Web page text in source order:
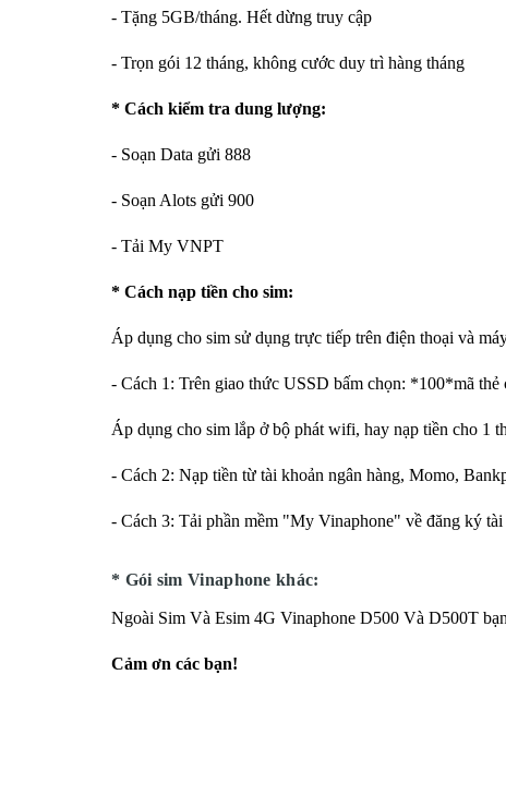
- Tặng 5GB/tháng. Hết dừng truy cập
- Trọn gói 12 tháng, không cước duy trì hàng tháng
* Cách kiểm tra dung lượng:
- Soạn Data gửi 888
- Soạn Alots gửi 900
- Tải My VNPT
* Cách nạp tiền cho sim:
Áp dụng cho sim sử dụng trực tiếp trên điện thoại và
- Cách 1: Trên giao thức USSD bấm chọn: *100*mã thẻ
Áp dụng cho sim lắp ở bộ phát wifi, hay nạp tiền cho 1
- Cách 2: Nạp tiền từ tài khoản ngân hàng, Momo,
- Cách 3: Tải phần mềm "My Vinaphone" về đăng ký
* Gói sim Vinaphone khác:
Ngoài Sim Và Esim 4G Vinaphone D500 Và D500T
Cảm ơn các bạn!